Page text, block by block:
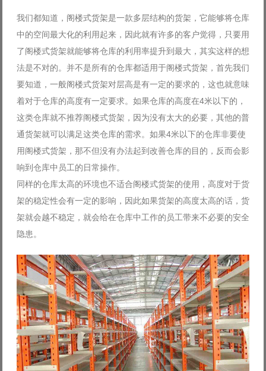
我们都知道，阁楼式货架是一款多层结构的货架，它能够将仓库
中的空间最大化的利用起来，因此就有许多的客户觉得，只要用
了阁楼式货架就能够将仓库的利用率提升到最大，其实这样的想
法是不对的。并不是所有的仓库都适用于阁楼式货架，首先我们
要知道，一般阁楼式货架对层高是有一定的要求的，这也就意味
着对于仓库的高度有一定要求。如果仓库的高度在4米以下的，
这类仓库就不推荐阁楼式货架，因为没有太大的必要，其他的普
通货架就可以满足这类仓库的需求。如果4米以下的仓库非要使
用阁楼式货架，那不但没有办法起到改善仓库的目的，反而会影
响到仓库中员工的日常操作。
同样的仓库太高的环境也不适合阁楼式货架的使用，高度对于货
架的稳定性会有一定的影响，因此如果货架的高度太高的话，货
架就会越不稳定，就会给在仓库中工作的员工带来不必要的安全
隐患。